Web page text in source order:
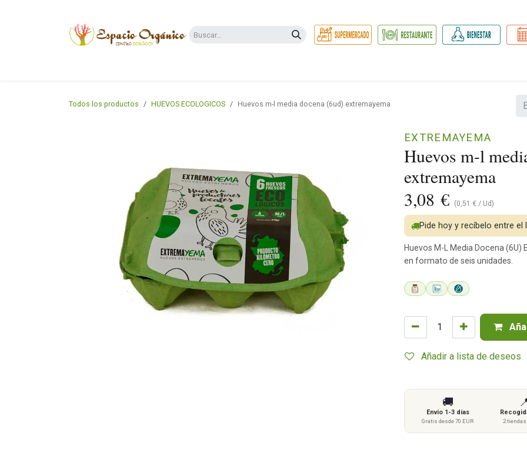
Todos los productos HUEVOS ECOLOGICOS Huevos m-l media docena (6ud) extremayema
Huevos m-l
extremayema
EXTREMAYEMA
3,08 € (0,51 € / Ud)
Añadir a lista de deseos
Pide hoy y recíbelo entre el
Huevos M-L Media Docena (6U)
en formato de seis unidades.
🚚
Envío 1-3 días
Gratis desde 70 EUR 2